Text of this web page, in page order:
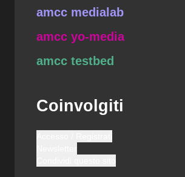
amcc medialab
amcc yo-media
amcc testbed
Coinvolgiti